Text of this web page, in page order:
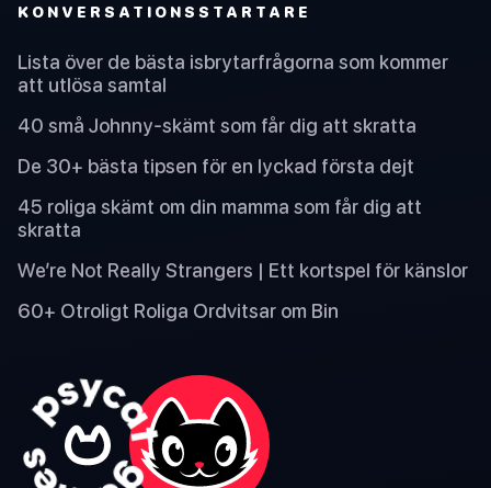
KONVERSATIONSSTARTARE
Lista över de bästa isbrytarfrågorna som kommer
att utlösa samtal
40 små Johnny-skämt som får dig att skratta
De 30+ bästa tipsen för en lyckad första dejt
45 roliga skämt om din mamma som får dig att
skratta
We’re Not Really Strangers | Ett kortspel för känslor
60+ Otroligt Roliga Ordvitsar om Bin